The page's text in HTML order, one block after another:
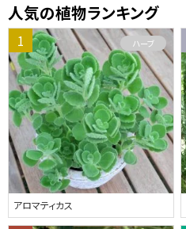
人気の植物ランキング
アロマティカス
ハーブ